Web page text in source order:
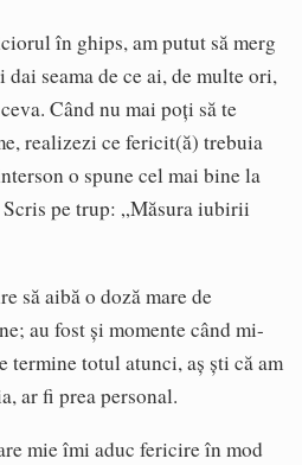
în ghips, am putut să merg
seama de ce ai, de multe ori,
Când nu mai poți să te
realizezi ce fericit(ă) trebuia
o spune cel mai bine la
pe trup: „Măsura iubirii
să aibă o doză mare de
au fost și momente când mi-
termine totul atunci, aș ști că am
ar fi prea personal.
mie îmi aduc fericire în mod